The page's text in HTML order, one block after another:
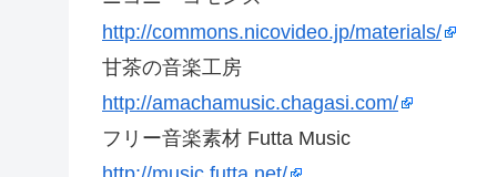
http://commons.nicovideo.jp/materials/
甘茶の音楽工房
http://amachamusic.chagasi.com/
フリー音楽素材 Futta Music